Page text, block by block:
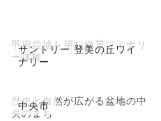
サントリー 登美の丘ワイ
ナリー
甲府盆地を望む絶景ワイナリ
ー体験
中央市
歴史と自然が広がる盆地の中
央のまち